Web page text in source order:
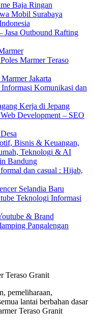
Baja Ringan
Mobil Surabaya
Jasa Outbound Rafting
Marmer Teraso
Jakarta
Komunikasi dan
Kerja di Jepang
Development – SEO
Bisnis & Keuangan,
Teknologi & AI
Bandung
dan casual : Hijab,
Selandia Baru
Teknologi Informasi
& Brand
Pangalengan
pemeliharaan,
lantai berbahan dasar
Teraso Granit